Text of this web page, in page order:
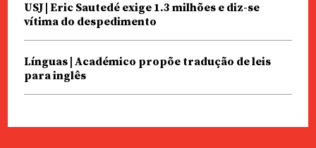
USJ | Eric Sautedé exige 1.3 milhões e diz-se
vítima do despedimento
Línguas | Académico propõe tradução de leis
para inglês